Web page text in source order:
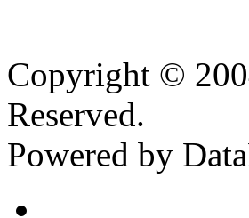
Copyright ©
Reserved.
Powered by